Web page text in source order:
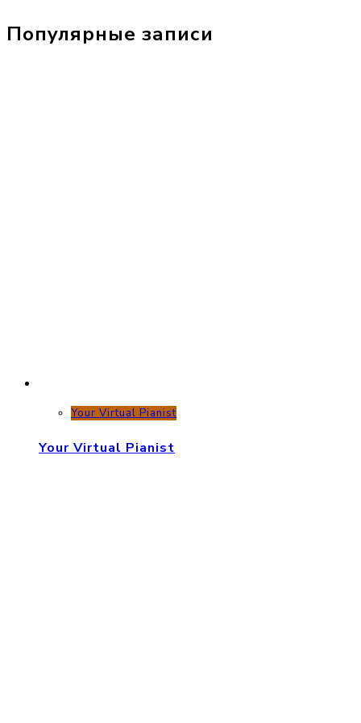
Популярные записи
Your Virtual Pianist
Your Virtual Pianist